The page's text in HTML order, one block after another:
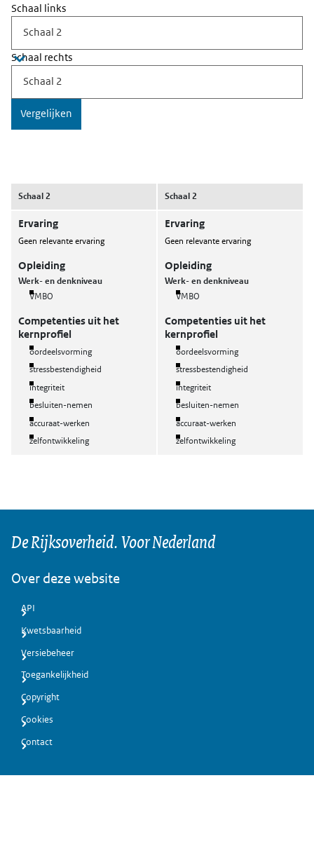
Schaal links
Schaal rechts
Vergelijken
Schaal 2 Schaal 2
Ervaring
Geen relevante ervaring
Opleiding
Werk- en denkniveau
VMBO
Competenties uit het
kernprofiel
oordeelsvorming
stressbestendigheid
integriteit
besluiten-nemen
accuraat-werken
zelfontwikkeling
Ervaring
Geen relevante ervaring
Opleiding
Werk- en denkniveau
VMBO
Competenties uit het
kernprofiel
oordeelsvorming
stressbestendigheid
integriteit
besluiten-nemen
accuraat-werken
zelfontwikkeling
De Rijksoverheid. Voor Nederland
Over deze website
API
Kwetsbaarheid
Versiebeheer
Toegankelijkheid
Copyright
Cookies
Contact